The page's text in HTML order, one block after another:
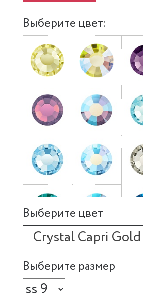
Выберите цвет:
Выберите цвет
Crystal Capri Gold
Выберите размер